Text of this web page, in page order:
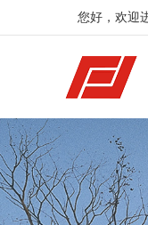
您好，欢迎